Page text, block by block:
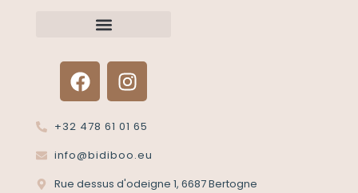
+32 478 61 01 65
info@bidiboo.eu
Rue dessus d'odeigne 1, 6687 Bertogne